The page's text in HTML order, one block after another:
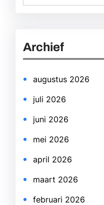
e
c
Archief
augustus 2026
juli 2026
juni 2026
mei 2026
april 2026
maart 2026
februari 2026